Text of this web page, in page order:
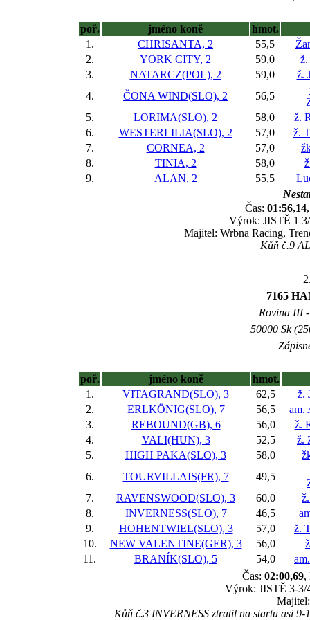
poř. jméno koně
hmot.
1.
CHRISANTA, 2 55,5
2.
YORK CITY, 2 59,0
ž.
3.
NATARCZ(POL), 2 59,0
ž.
4.
ČONA WIND(SLO), 2 56,5
5.
LORIMA(SLO), 2 58,0
ž.
6.
WESTERLILIA(SLO), 2 57,0
ž.
7.
CORNEA, 2 57,0
8.
TINIA, 2 58,0
9.
ALAN, 2 55,5
Čas: 01:56,14
Výrok: JISTĚ 1
Majitel: Wrbna Racing,
Kůň č.9
7165
Rovina III
50000 Sk
poř. jméno koně
hmot.
1.
VITAGRAND(SLO), 3 62,5
ž.
2.
ERLKÖNIG(SLO), 7 56,5
am.
3.
REBOUND(GB), 6 56,0
ž.
4.
VALI(HUN), 3 52,5
ž.
5.
HIGH PAKA(SLO), 3 58,0
6.
TOURVILLAIS(FR), 7 49,5
7.
RAVENSWOOD(SLO), 3 60,0
8.
INVERNESS(SLO), 7 46,5
9.
HOHENTWIEL(SLO), 3 57,0
ž.
10.
NEW VALENTINE(GER), 3 56,0
11.
BRANÍK(SLO), 5 54,0
Čas: 02:00,69,
Výrok: JISTĚ 3-3/
Kůň č.3 INVERNESS ztratil na startu asi